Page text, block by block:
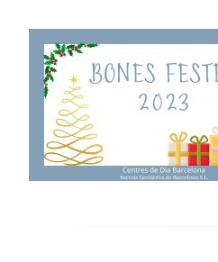
Centres
Ajuts
Contacte
Blog